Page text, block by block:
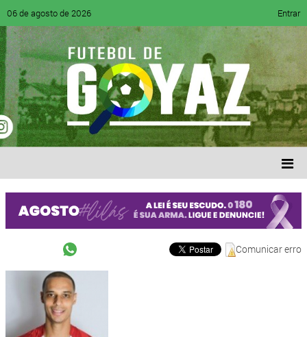
06 de agosto de 2026 Entrar
Comunicar erro